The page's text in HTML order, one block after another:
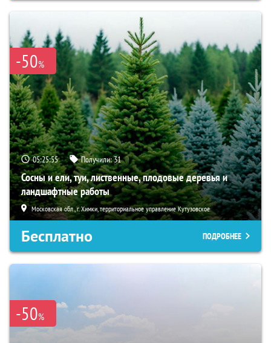
-50%
05:25:54 Получили:31
Сосны и ели, туи, лиственные, плодовые деревья и
ландшафтные работы
Московская обл., г. Химки, территориальное управление Кутузовское
Бесплатно ПОДРОБНЕЕ
-50%